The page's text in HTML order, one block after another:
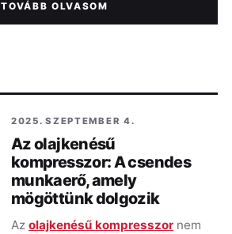
TOVÁBB OLVASOM
2025. SZEPTEMBER 4.
Az olajkenésű
kompresszor: A csendes
munkaerő, amely
mögöttünk dolgozik
Az olajkenésű kompresszor nem